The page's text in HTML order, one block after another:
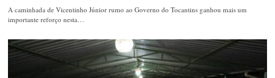
A caminhada de Vicentinho Júnior rumo ao Governo do Tocantins ganhou mais um
importante reforço nesta…